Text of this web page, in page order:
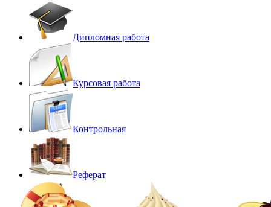
Дипломная работа
Курсовая работа
Контрольная
Реферат